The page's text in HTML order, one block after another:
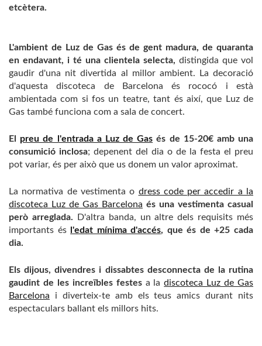
etcètera.
L'ambient de Luz de Gas és de gent madura, de quaranta
en endavant, i té una clientela selecta, distingida que vol
gaudir d'una nit divertida al millor ambient. La decoració
d'aquesta discoteca de Barcelona és rococó i està
ambientada com si fos un teatre, tant és així, que Luz de
Gas també funciona com a sala de concert.
El preu de l'entrada a Luz de Gas és de 15-20€ amb una
consumició inclosa; depenent del dia o de la festa el preu
pot variar, és per això que us donem un valor aproximat.
La normativa de vestimenta o dress code per accedir a la
discoteca Luz de Gas Barcelona és una vestimenta casual
però arreglada. D'altra banda, un altre dels requisits més
importants és
l'edat mínima d'accés, que és de +25 cada
dia.
Els dijous, divendres i dissabtes desconnecta de la rutina
gaudint de les increïbles festes a ladiscoteca Luz de Gas
Barcelona i diverteix-te amb els teus amics durant nits
espectaculars ballant els millors hits.